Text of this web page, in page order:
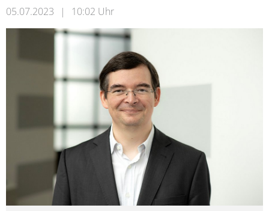
05.07.2023 | 10:02 Uhr